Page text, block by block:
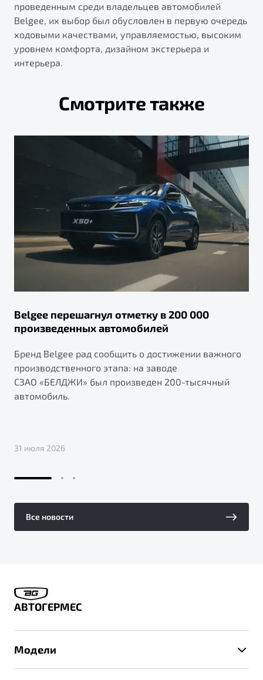
проведенным среди владельцев автомобилей
Belgee, их выбор был обусловлен в первую очередь
ходовыми качествами, управляемостью, высоким
уровнем комфорта, дизайном экстерьера и
интерьера.
Смотрите также
Belgee перешагнул отметку в 200 000
произведенных автомобилей
Бренд Belgee рад сообщить о достижении важного
производственного этапа: на заводе
СЗАО «БЕЛДЖИ» был произведен 200-тысячный
автомобиль.
31 июля 2026
Все новости
АВТОГЕРМЕС
Модели